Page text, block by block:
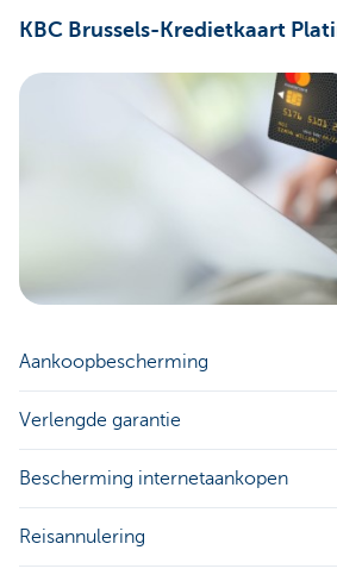
KBC Brussels-Kredietkaart
Aankoopbescherming
Verlengde garantie
Bescherming internetaankopen
Reisannulering